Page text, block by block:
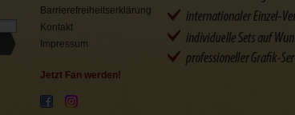
Barrierefreiheitserklärung
Kontakt
Impressum
Jetzt Fan werden!